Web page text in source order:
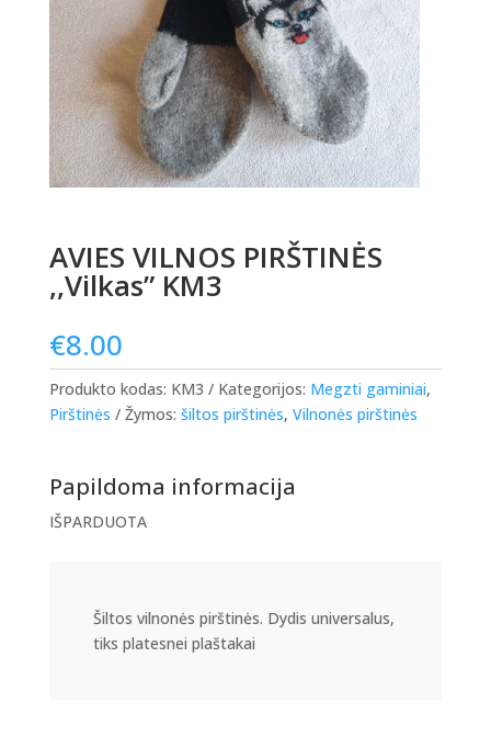
AVIES VILNOS PIRŠTINĖS
,,Vilkas” KM3
€8.00
Produkto kodas: KM3 Kategorijos: Megzti gaminiai,
Pirštinės
Žymos: šiltos pirštinės, Vilnonės pirštinės
Papildoma informacija
IŠPARDUOTA
Šiltos vilnonės pirštinės. Dydis universalus,
tiks platesnei plaštakai